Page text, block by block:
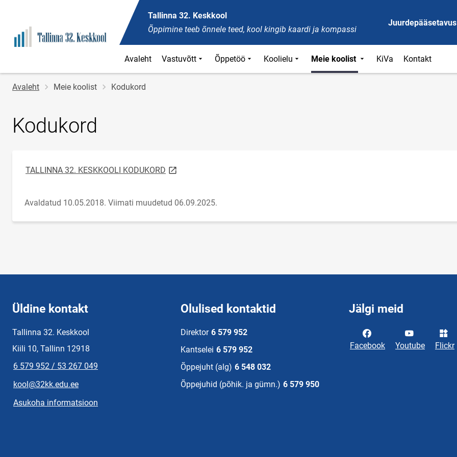
Tallinna 32. Keskkool
Õppimine teeb õnnele teed, kool kingib kaardi ja kompassi
Juurdepääsetavus
Avaleht Vastuvõtt Õppetöö Koolielu Meie koolist KiVa Kontakt
Jälglink
Avaleht Meie koolist Kodukord
Kodukord
TALLINNA 32. KESKKOOLI KODUKORD link opens on new page
Avaldatud 10.05.2018. Viimati muudetud 06.09.2025.
Üldine kontakt
Tallinna 32. Keskkool
Kiili 10, Tallinn 12918
6 579 952 / 53 267 049
kool@32kk.edu.ee
Asukoha informatsioon
Olulised kontaktid
Direktor 6 579 952
Kantselei 6 579 952
Õppejuht (alg) 6 548 032
Õppejuhid (põhik. ja gümn.) 6 579 950
Jälgi meid
Facebook Youtube Flickr